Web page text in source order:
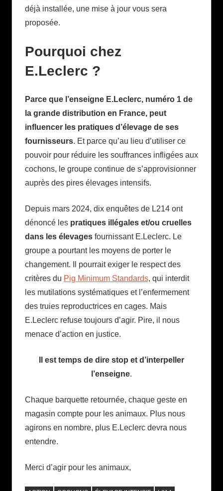
déjà installée, une mise à jour vous sera
proposée.
Pourquoi chez
E.Leclerc ?
Parce que l’enseigne E.Leclerc, numéro 1 de
la grande distribution en France, peut
influencer les pratiques d’élevage de ses
fournisseurs. Et parce qu’au lieu d’utiliser ce
pouvoir pour réduire les souffrances infligées aux
cochons, le groupe continue de s’approvisionner
auprès des pires élevages intensifs.
Depuis mars 2024, dix enquêtes de L214 ont
dénoncé les pratiques illégales et/ou cruelles
dans les élevages fournissant E.Leclerc. Le
groupe a pourtant les moyens de porter le
changement. Il pourrait exiger le respect des
critères du Pig Minimum Standards, qui interdit
les mutilations systématiques et l’enfermement
des truies reproductrices en cages. Mais
E.Leclerc refuse toujours d’agir. Pire, il nous
menace d’action en justice.
Il est temps de dire stop et d’interpeller
l’enseigne.
Chaque barquette retournée, chaque geste en
magasin compte pour les animaux. Plus nous
agirons en nombre, plus E.Leclerc devra nous
entendre.
Merci d’agir pour les animaux,